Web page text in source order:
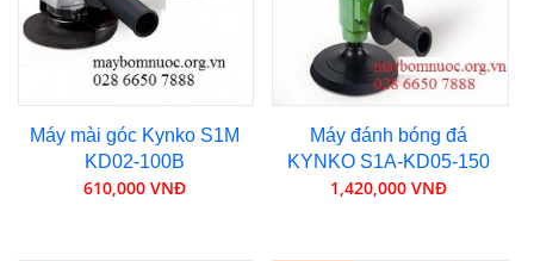
Máy mài góc Kynko S1M
KD02-100B
610,000 VNĐ
Máy đánh bóng đá
KYNKO S1A-KD05-150
1,420,000 VNĐ